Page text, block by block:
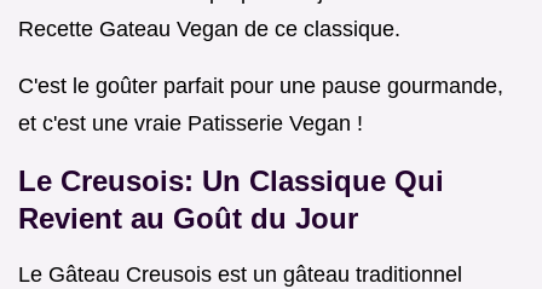
Recette Gateau Vegan de ce classique.
C'est le goûter parfait pour une pause gourmande,
et c'est une vraie Patisserie Vegan !
Le Creusois: Un Classique Qui
Revient au Goût du Jour
Le Gâteau Creusois est un gâteau traditionnel